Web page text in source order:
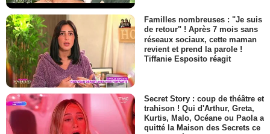
Familles nombreuses : "Je suis
de retour" ! Après 7 mois sans
réseaux sociaux, cette maman
revient et prend la parole !
Tiffanie Esposito réagit
Secret Story : coup de théâtre et
trahison ! Qui d'Arthur, Greta,
Kurtis, Malo, Océane ou Paola a
quitté la Maison des Secrets ce